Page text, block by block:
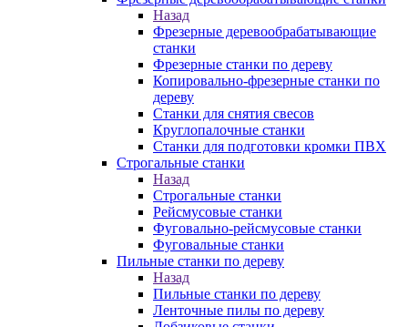
Назад
Фрезерные деревообрабатывающие
станки
Фрезерные станки по дереву
Копировально-фрезерные станки по
дереву
Станки для снятия свесов
Круглопалочные станки
Станки для подготовки кромки ПВХ
Строгальные станки
Назад
Строгальные станки
Рейсмусовые станки
Фуговально-рейсмусовые станки
Фуговальные станки
Пильные станки по дереву
Назад
Пильные станки по дереву
Ленточные пилы по дереву